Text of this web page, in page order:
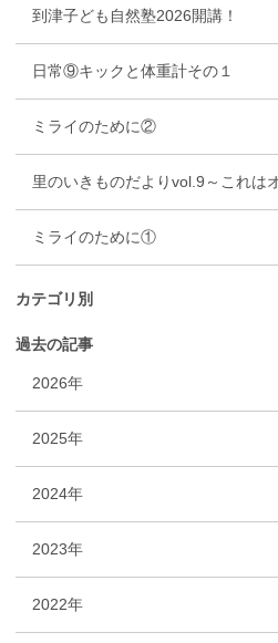
到津子ども自然塾2026開講！
日常⑨キックと体重計その１
ミライのために②
里のいきものだよりvol.9～これは
ミライのために①
カテゴリ別
過去の記事
2026年
2025年
2024年
2023年
2022年